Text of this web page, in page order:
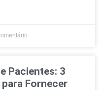
Pacientes: 3
Fornecer